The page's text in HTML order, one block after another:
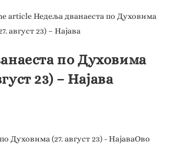
по Духовима
23) – Најава
Духовима (27. август 23) - НајаваОво